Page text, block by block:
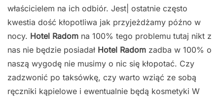
właścicielem na ich odbiór. Jest| ostatnie często
kwestia dość kłopotliwa jak przyjeżdżamy późno w
nocy. Hotel Radom na 100% tego problemu tutaj nikt z
nas nie będzie posiadał Hotel Radom zadba w 100% o
naszą wygodę nie musimy o nic się kłopotać. Czy
zadzwonić po taksówkę, czy warto wziąć ze sobą
ręczniki kąpielowe i ewentualnie będą kosmetyki W